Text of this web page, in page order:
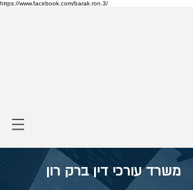
https://www.facebook.com/barak.ron.3/
משרד עורכי דין ברק רון